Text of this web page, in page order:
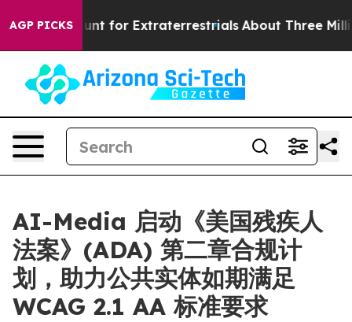
AGP PICKS
to Hunt for Extraterrestrials About Three Million
AI-Media 启动《美国残疾人
法案》(ADA) 第二章合规计
划，助力公共实体如期满足
WCAG 2.1 AA 标准要求